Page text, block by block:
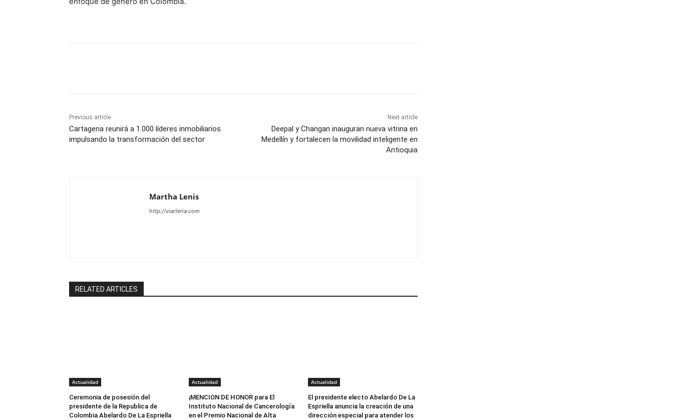
Previous article
Cartagena reunirá a 1.000 líderes inmobiliarios
impulsando la transformación del sector
Next article
Deepal y Changan inauguran nueva vitrina en
Medellín y fortalecen la movilidad inteligente en
Antioquia
Martha Lenis
http://viarteria.com
RELATED ARTICLES
Actualidad
Ceremonia de posesión del
presidente de la Republica de
Colombia Abelardo De La Espriella
Actualidad
¡MENCION DE HONOR para El
Instituto Nacional de Cancerología
en el Premio Nacional de Alta
Actualidad
El presidente electo Abelardo De La
Espriella anuncia la creación de una
dirección especial para atender los